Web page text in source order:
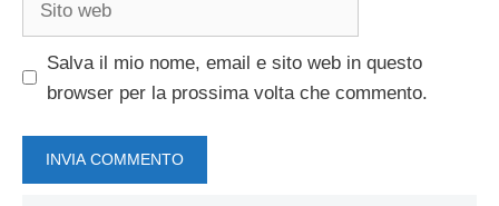
Salva il mio nome, email e sito web in questo
browser per la prossima volta che commento.